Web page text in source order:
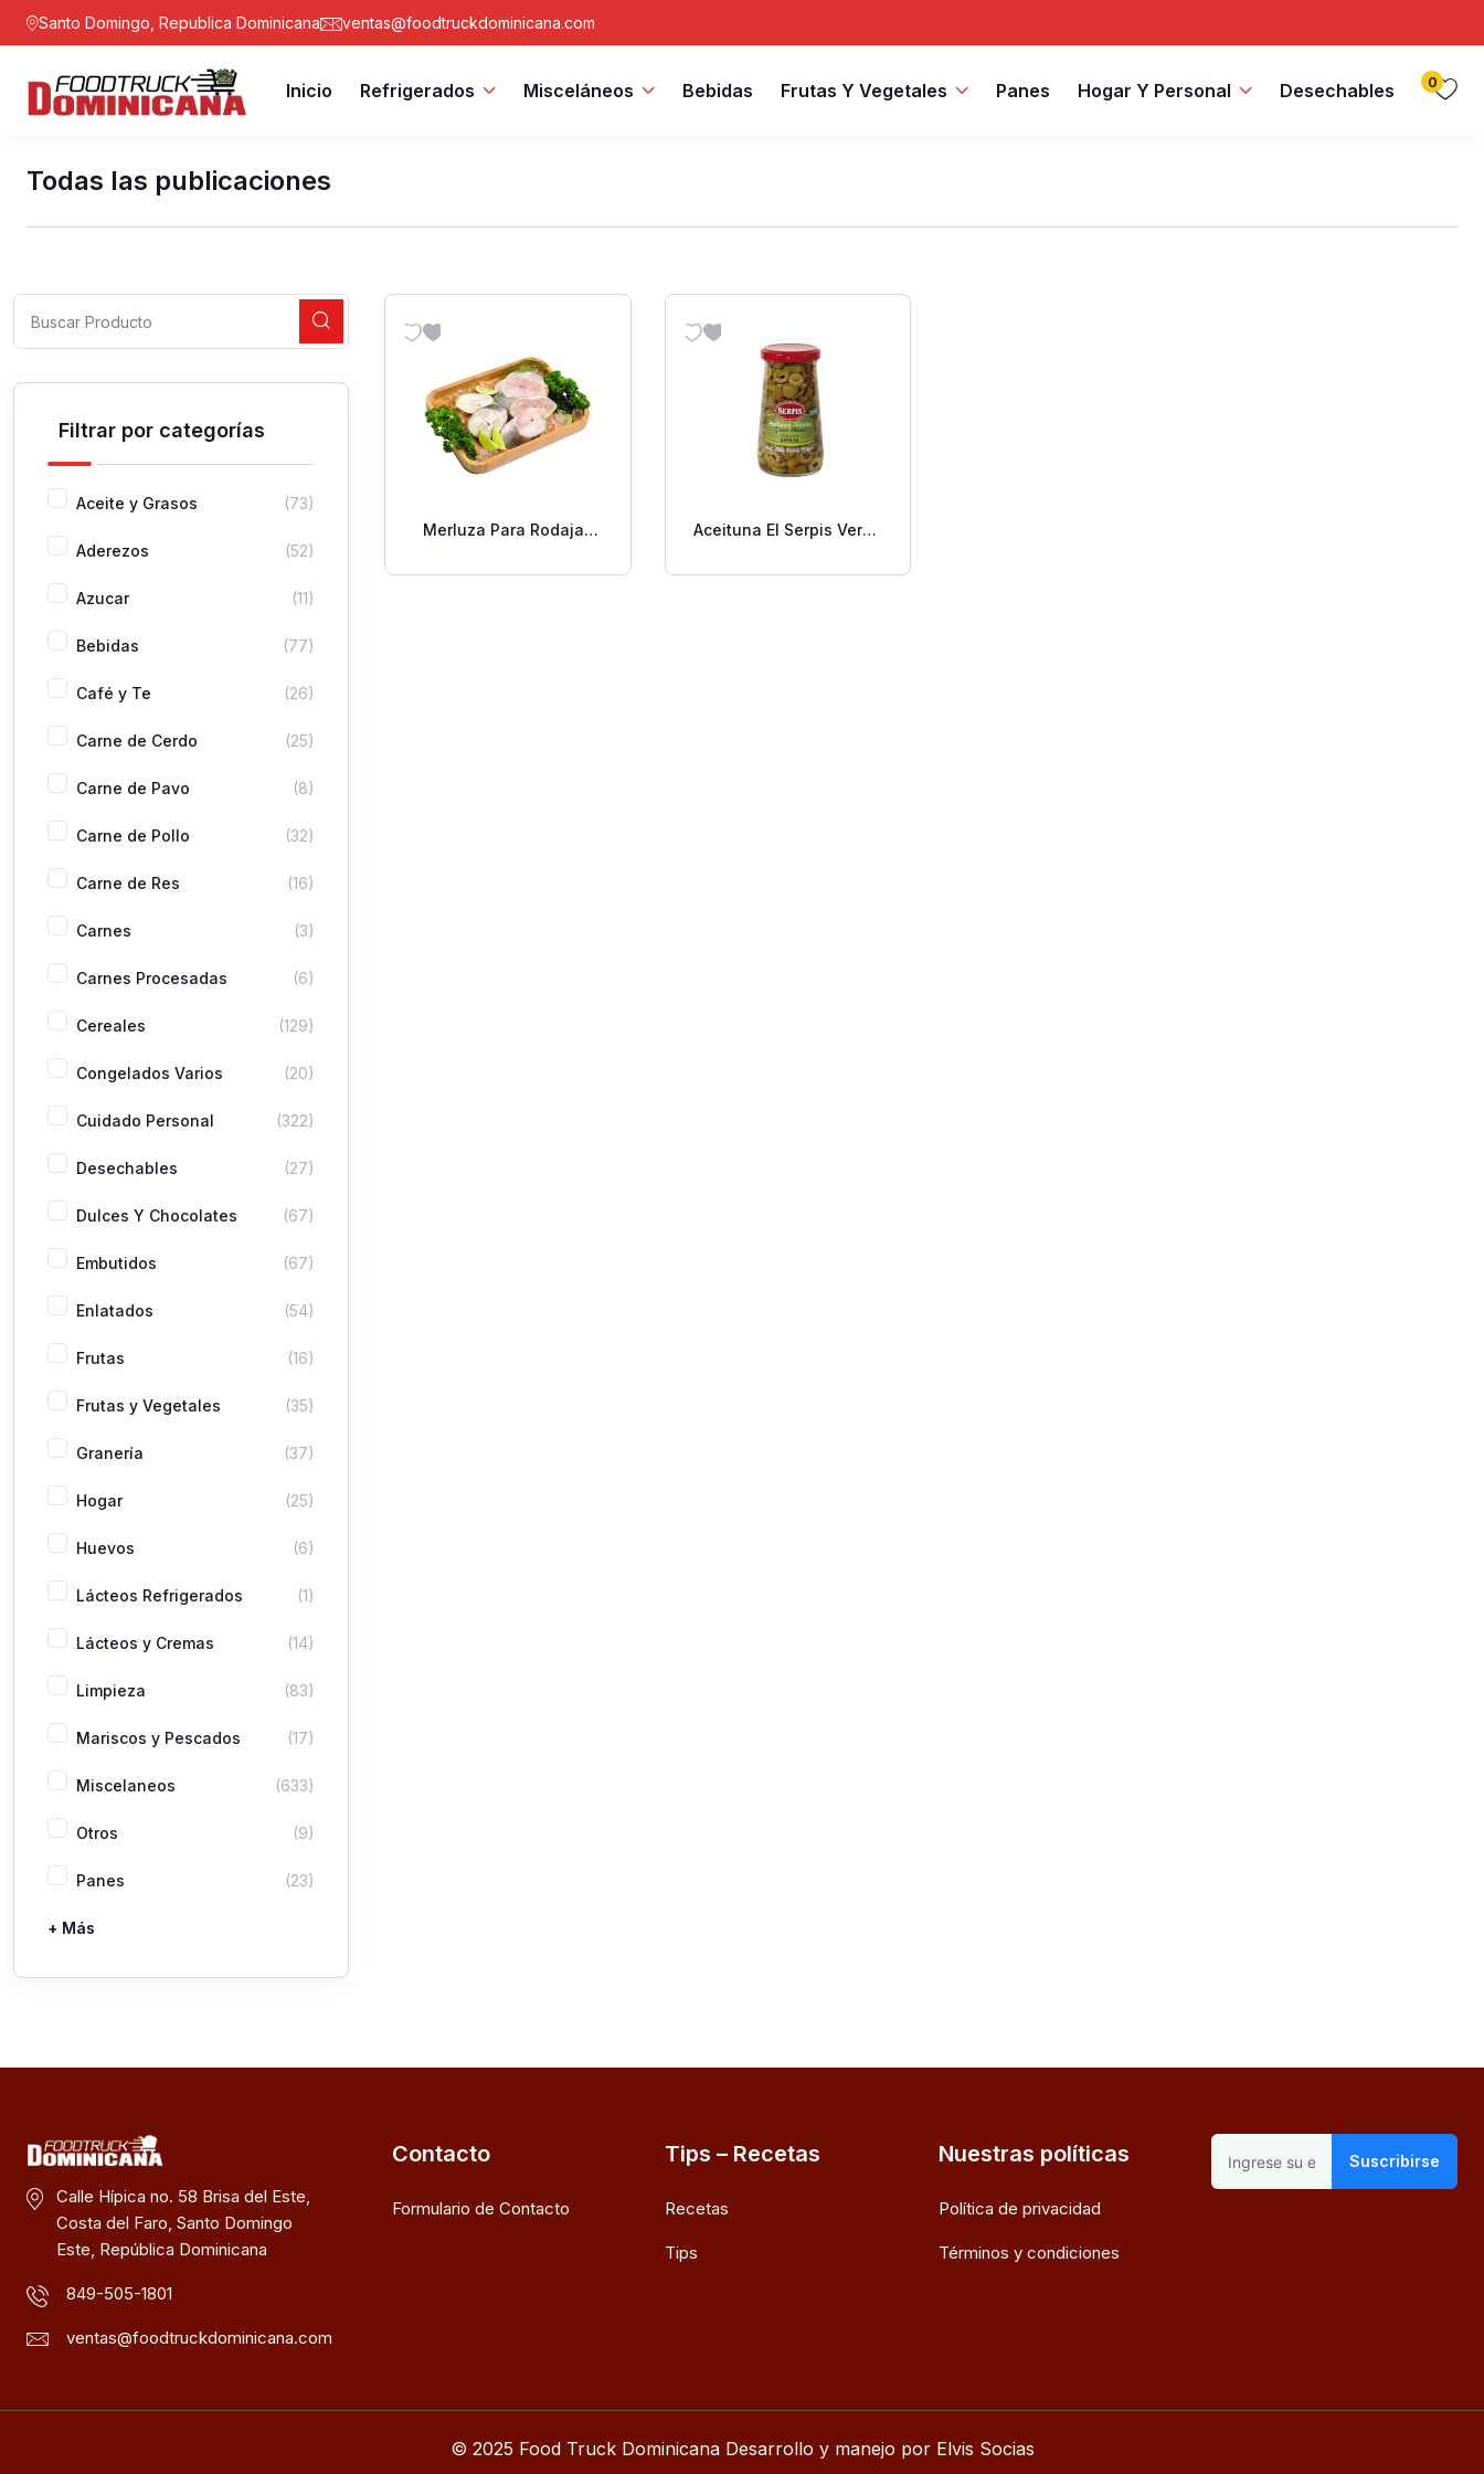
Santo Domingo, Republica Dominicana ventas@foodtruckdominicana.com
Inicio Refrigerados Misceláneos Bebidas Frutas Y Vegetales Panes Hogar Y Personal Desechables 0
Todas las publicaciones
Filtrar por categorías
Aceite y Grasos (73)
Aderezos (52)
Azucar (11)
Bebidas (77)
Café y Te (26)
Carne de Cerdo (25)
Carne de Pavo (8)
Carne de Pollo (32)
Carne de Res (16)
Carnes (3)
Carnes Procesadas (6)
Cereales (129)
Congelados Varios (20)
Cuidado Personal (322)
Desechables (27)
Dulces Y Chocolates (67)
Embutidos (67)
Enlatados (54)
Frutas (16)
Frutas y Vegetales (35)
Granería (37)
Hogar (25)
Huevos (6)
Lácteos Refrigerados (1)
Lácteos y Cremas (14)
Limpieza (83)
Mariscos y Pescados (17)
Miscelaneos (633)
Otros (9)
Panes (23)
Pastas
Picaderas
Sazones y Salsas
Vegetales
+ Más
Merluza Para Rodajas
Aceituna El Serpis Verde
Calle Hípica no. 58 Brisa del Este,
Costa del Faro, Santo Domingo
Este, República Dominicana
849-505-1801
ventas@foodtruckdominicana.com
Contacto
Formulario de Contacto
Tips – Recetas
Recetas
Tips
Nuestras políticas
Política de privacidad
Términos y condiciones
Suscribirse
© 2025 Food Truck Dominicana Desarrollo y manejo por Elvis Socias